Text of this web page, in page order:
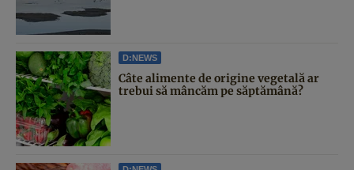
D:NEWS
Câte alimente de origine vegetală ar
trebui să mâncăm pe săptămână?